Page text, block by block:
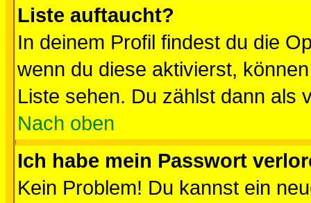
Liste auftaucht?
In deinem Profil findest du die
wenn du diese aktivierst,
Liste sehen. Du zählst dann als
Nach oben
Ich habe mein Passwort
Kein Problem! Du kannst ein